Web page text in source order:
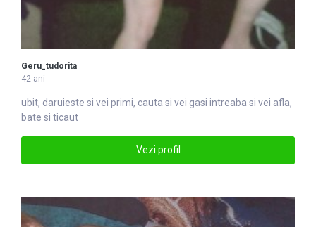
Geru_tudorita
42 ani
ubit, daruieste si vei primi, cauta si vei gasi intreaba si vei afla,
bate si ticaut
Vezi profil